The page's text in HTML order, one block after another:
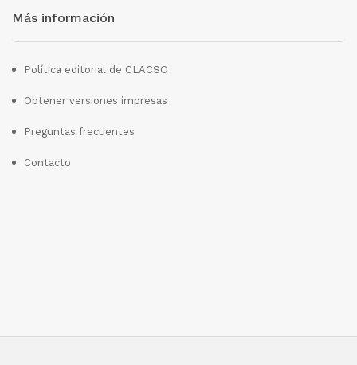
Más información
Política editorial de CLACSO
Obtener versiones impresas
Preguntas frecuentes
Contacto